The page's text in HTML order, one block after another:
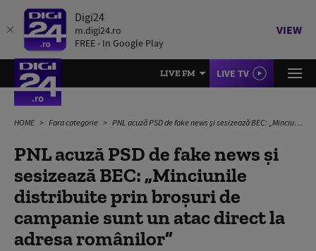
Digi24
m.digi24.ro
FREE - In Google Play
VIEW
LIVE FM LIVE TV
HOME Fara categorie PNL acuză PSD de fake news și sesizează BEC: „Minciunile distribuite prin broșuri de campanie sunt un atac direct la adresa românilor”
PNL acuză PSD de fake news și
sesizează BEC: „Minciunile
distribuite prin broșuri de
campanie sunt un atac direct la
adresa românilor”